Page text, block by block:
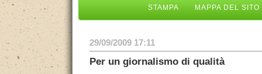
STAMPA MAPPA DEL SITO
29/09/2009 17:11
Per un giornalismo di qualità